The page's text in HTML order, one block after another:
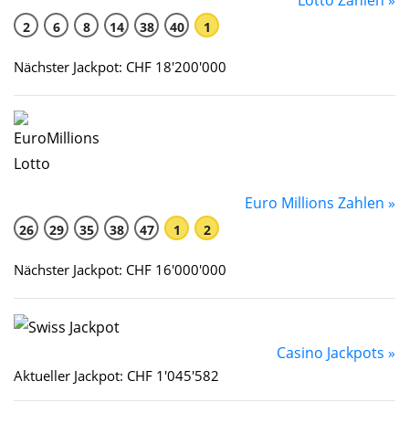
2 6 8 14 38 40 1
Nächster Jackpot: CHF 18'200'000
Euro Millions Zahlen »
26 29 35 38 47 1 2
Nächster Jackpot: CHF 16'000'000
Casino Jackpots »
Aktueller Jackpot: CHF 1'045'582